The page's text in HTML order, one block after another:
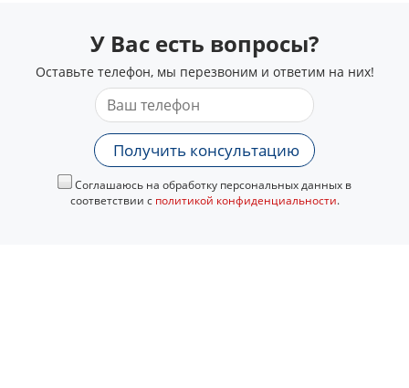
У Вас есть вопросы?
Оставьте телефон, мы перезвоним и ответим на них!
Получить консультацию
Соглашаюсь на обработку персональных данных в
соответствии с политикой конфиденциальности.